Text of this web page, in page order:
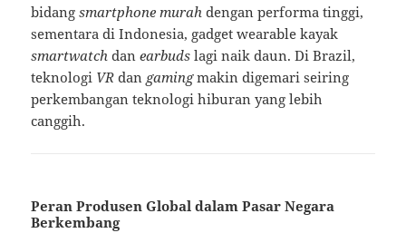
bidangsmartphone murah dengan performa tinggi,
sementara di Indonesia, gadget wearable kayak
smartwatch danearbuds lagi naik daun. Di Brazil,
teknologi VR dan gamingmakin digemari seiring
perkembangan teknologi hiburan yang lebih
canggih.
Peran Produsen Global dalam Pasar Negara
Berkembang